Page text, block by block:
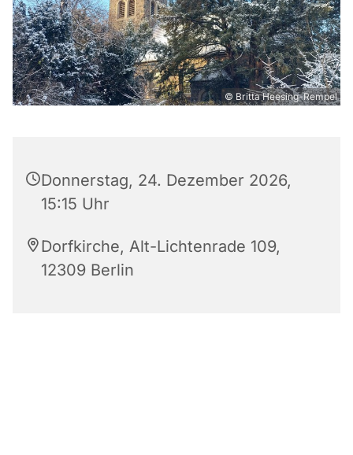
© Britta Heesing-Rempel
Donnerstag, 24. Dezember 2026,
15:15 Uhr
Dorfkirche, Alt-Lichtenrade 109,
12309 Berlin